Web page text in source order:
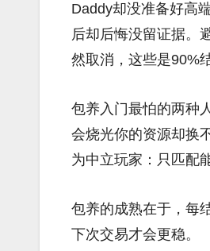
Daddy却没准备好高
后却后悔没留证据。
然取消，这些是90%
包养入门最怕的两种
会烧光你的资源却换
为中立玩家：只匹配
包养的成熟在于，每
下次交易才会更稳。